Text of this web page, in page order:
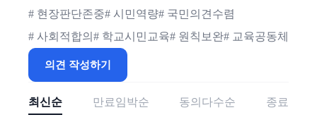
# 현장판단존중
# 시민역량
# 국민의견수렴
# 사회적합의
# 학교시민교육 # 원칙보완 # 교육공동체
의견 작성하기
최신순 만료임박순 동의다수순 종료